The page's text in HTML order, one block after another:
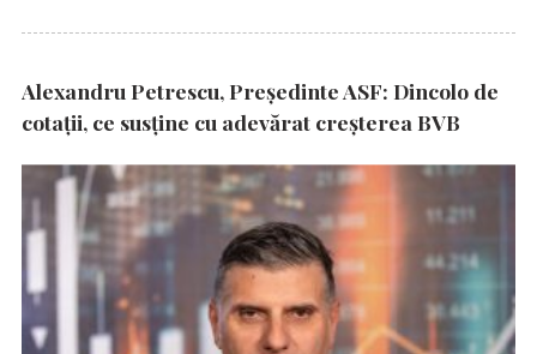
Alexandru Petrescu, Președinte ASF: Dincolo de
cotații, ce susține cu adevărat creșterea BVB